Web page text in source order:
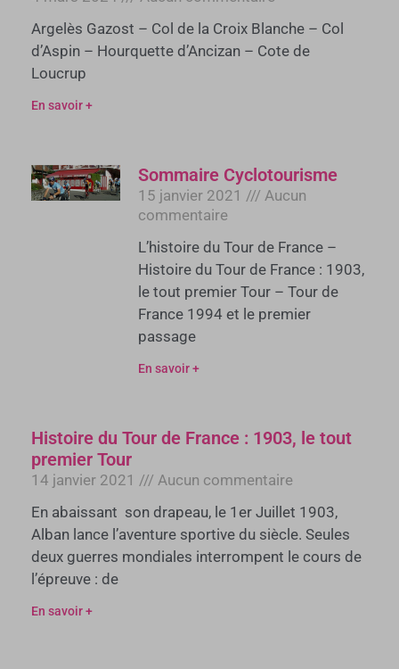
Argelès Gazost – Col de la Croix Blanche – Col
d’Aspin – Hourquette d’Ancizan – Cote de
Loucrup
En savoir +
Sommaire Cyclotourisme
15 janvier 2021
Aucun
commentaire
L’histoire du Tour de France –
Histoire du Tour de France : 1903,
le tout premier Tour – Tour de
France 1994 et le premier
passage
En savoir +
Histoire du Tour de France : 1903, le tout
premier Tour
14 janvier 2021
Aucun commentaire
En abaissant son drapeau, le 1er Juillet 1903,
Alban lance l’aventure sportive du siècle. Seules
deux guerres mondiales interrompent le cours de
l’épreuve : de
En savoir +